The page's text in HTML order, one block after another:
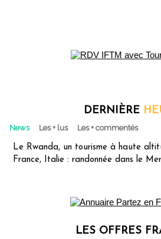
DERNIÈRE
News Les + lus Les + commentés
Le Rwanda, un tourisme à haute
France, Italie : randonnée dans le
LES OFFRES